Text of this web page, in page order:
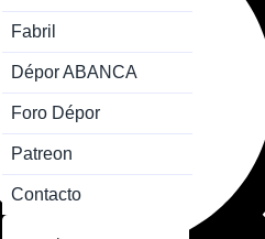
Fabril
Dépor ABANCA
Foro Dépor
Patreon
Contacto